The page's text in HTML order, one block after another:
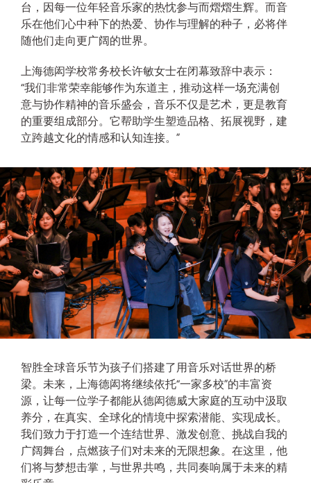
台，因每一位年轻音乐家的热忱参与而熠熠生辉。而音
乐在他们心中种下的热爱、协作与理解的种子，必将伴
随他们走向更广阔的世界。
上海德闳学校常务校长许敏女士在闭幕致辞中表示：
“我们非常荣幸能够作为东道主，推动这样一场充满创
意与协作精神的音乐盛会，音乐不仅是艺术，更是教育
的重要组成部分。它帮助学生塑造品格、拓展视野，建
立跨越文化的情感和认知连接。”
智胜全球音乐节为孩子们搭建了用音乐对话世界的桥
梁。未来，上海德闳将继续依托“一家多校”的丰富资
源，让每一位学子都能从德闳德威大家庭的互动中汲取
养分，在真实、全球化的情境中探索潜能、实现成长。
我们致力于打造一个连结世界、激发创意、挑战自我的
广阔舞台，点燃孩子们对未来的无限想象。在这里，他
们将与梦想击掌，与世界共鸣，共同奏响属于未来的精